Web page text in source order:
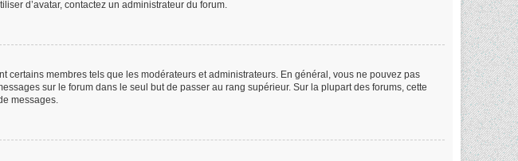
d’avatar, contactez un administrateur du forum.
membres tels que les modérateurs et administrateurs. En général, vous ne pouvez pas
sur le forum dans le seul but de passer au rang supérieur. Sur la plupart des forums, cette
messages.